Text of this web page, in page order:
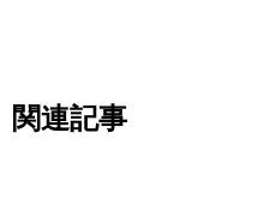
関連記事